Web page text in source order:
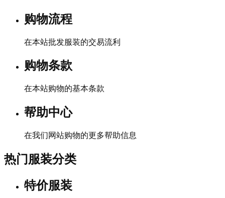
购物流程
在本站批发服装的交易流利
购物条款
在本站购物的基本条款
帮助中心
在我们网站购物的更多帮助信息
热门服装分类
特价服装